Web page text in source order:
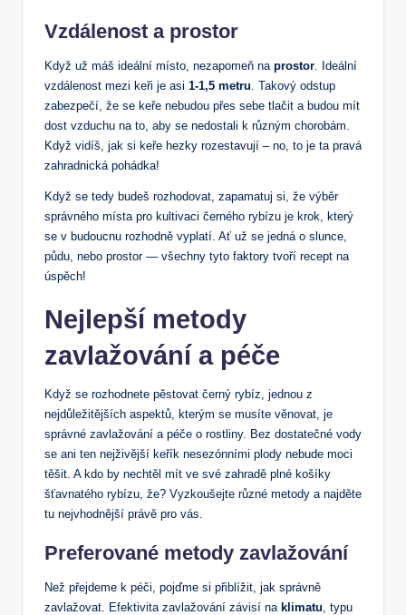
Vzdálenost a prostor
Když už máš ideální místo, nezapomeň na prostor . Ideální
vzdálenost mezi keři je asi 1-1,5 metru . Takový odstup
zabezpečí, že se keře nebudou přes sebe tlačit a budou mít
dost vzduchu na to, aby se nedostali k různým chorobám.
Když vidíš, jak si keře hezky rozestavují – no, to je ta pravá
zahradnická pohádka!
Když se tedy budeš rozhodovat, zapamatuj si, že výběr
správného místa pro kultivaci černého rybízu je krok, který
se v budoucnu rozhodně vyplatí. Ať už se jedná o slunce,
půdu, nebo prostor — všechny tyto faktory tvoří recept na
úspěch!
Nejlepší metody
zavlažování a péče
Když se rozhodnete pěstovat černý rybíz, jednou z
nejdůležitějších aspektů, kterým se musíte věnovat, je
správné zavlažování a péče o rostliny. Bez dostatečné vody
se ani ten nejživější keřík nesezónními plody nebude moci
těšit. A kdo by nechtěl mít ve své zahradě plné košíky
šťavnatého rybízu, že? Vyzkoušejte různé metody a najděte
tu nejvhodnější právě pro vás.
Preferované metody zavlažování
Než přejdeme k péči, pojďme si přiblížit, jak správně
zavlažovat. Efektivita zavlažování závisí na klimatu , typu